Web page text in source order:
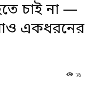
চাই না —
একধরনের
76